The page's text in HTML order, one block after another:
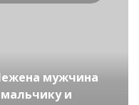
мужчина
и